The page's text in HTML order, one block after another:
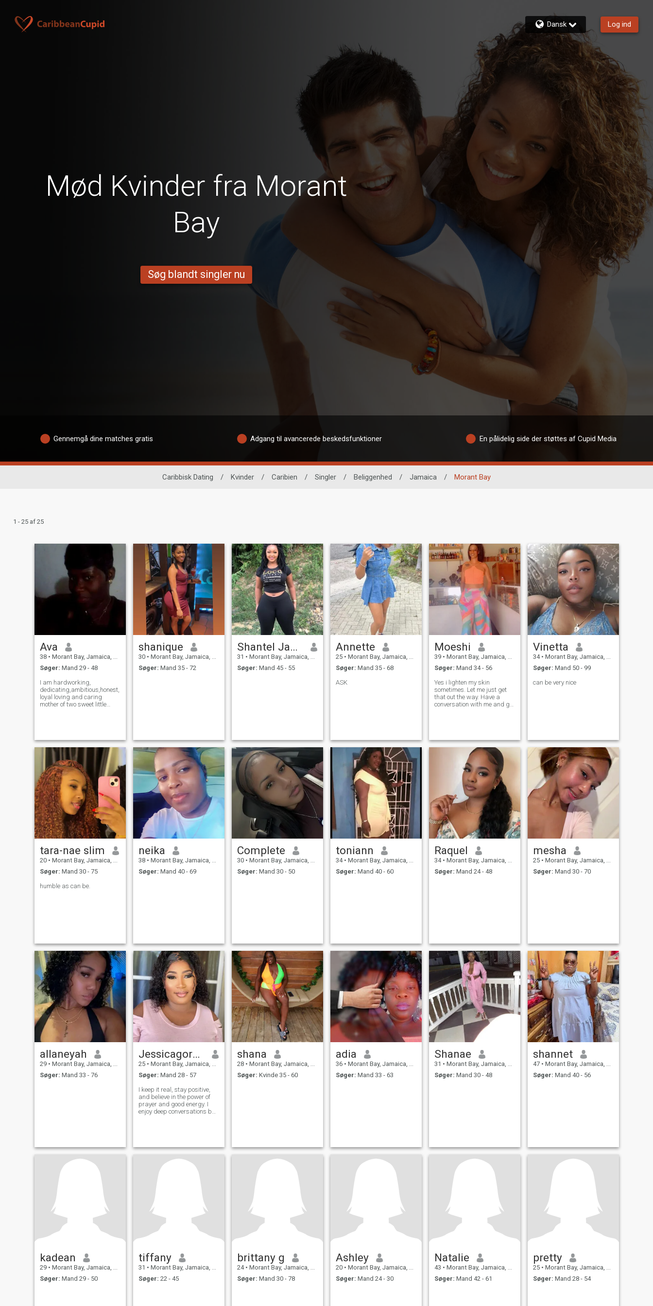
Dansk Log ind
Mød Kvinder fra Morant
Bay
Søg blandt singler nu
Gennemgå dine matches gratis Adgang til avancerede beskedsfunktioner En pålidelig side der støttes af Cupid Media
Caribbisk Dating / Kvinder / Caribien / Singler / Beliggenhed / Jamaica / Morant Bay
1 - 25 af 25
Ava
38 • Morant Bay, Jamaica, Jamaica
Søger: Mand 29 - 48
I am hardworking,
dedicating,ambitious,honest,
loyal loving and caring
mother of two sweet little
my life so if your willing to be
the husba
shanique
30 • Morant Bay, Jamaica, Jamaica
Søger: Mand 35 - 72
Shantel Jackson
31 • Morant Bay, Jamaica, Jamaica
Søger: Mand 45 - 55
Annette
25 • Morant Bay, Jamaica, Jamaica
Søger: Mand 35 - 68
ASK
Moeshi
39 • Morant Bay, Jamaica, Jamaica
Søger: Mand 34 - 56
Yes i lighten my skin
sometimes. Let me just get
that out the way. Have a
conversation with me and get
Vinetta
34 • Morant Bay, Jamaica, Jamaica
Søger: Mand 50 - 99
can be very nice
tara-nae slim
20 • Morant Bay, Jamaica, Jamaica
Søger: Mand 30 - 75
humble as can be.
neika
38 • Morant Bay, Jamaica, Jamaica
Søger: Mand 40 - 69
Complete
30 • Morant Bay, Jamaica, Jamaica
Søger: Mand 30 - 50
toniann
34 • Morant Bay, Jamaica, Jamaica
Søger: Mand 40 - 60
Raquel
34 • Morant Bay, Jamaica, Jamaica
Søger: Mand 24 - 48
mesha
25 • Morant Bay, Jamaica, Jamaica
Søger: Mand 30 - 70
allaneyah
29 • Morant Bay, Jamaica, Jamaica
Søger: Mand 33 - 76
Jessicagordon
25 • Morant Bay, Jamaica, Jamaica
Søger: Mand 28 - 57
I keep it real, stay positive,
and believe in the power of
prayer and good energy. I
enjoy deep conversations but
just vibe perfectly.
shana
28 • Morant Bay, Jamaica, Jamaica
Søger: Kvinde 35 - 60
adia
36 • Morant Bay, Jamaica, Jamaica
Søger: Mand 33 - 63
Shanae
31 • Morant Bay, Jamaica, Jamaica
Søger: Mand 30 - 48
shannet
47 • Morant Bay, Jamaica, Jamaica
Søger: Mand 40 - 56
kadean
29 • Morant Bay, Jamaica, Jamaica
Søger: Mand 29 - 50
tiffany
31 • Morant Bay, Jamaica, Jamaica
Søger: 22 - 45
brittany g
24 • Morant Bay, Jamaica, Jamaica
Søger: Mand 30 - 78
Ashley
20 • Morant Bay, Jamaica, Jamaica
Søger: Mand 24 - 30
Natalie
43 • Morant Bay, Jamaica, Jamaica
Søger: Mand 42 - 61
pretty
25 • Morant Bay, Jamaica, Jamaica
Søger: Mand 28 - 54